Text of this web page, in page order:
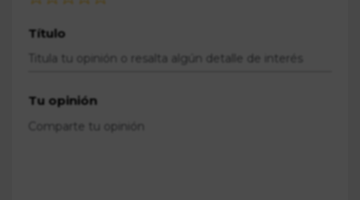
Título
Tu opinión